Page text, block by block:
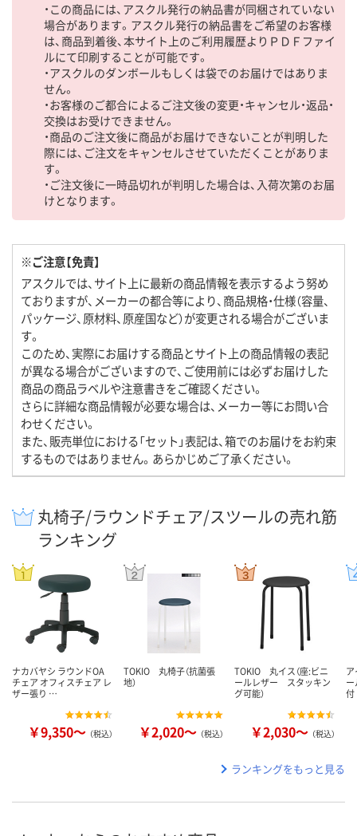
・この商品には、アスクル発行の納品書が同梱されていない
場合があります。アスクル発行の納品書をご希望のお客様
は、商品到着後、本サイト上のご利用履歴よりＰＤＦファイ
ルにて印刷することが可能です。
・アスクルのダンボールもしくは袋でのお届けではありま
せん。
・お客様のご都合によるご注文後の変更・キャンセル・返品・
交換はお受けできません。
・商品のご注文後に商品がお届けできないことが判明した
際には、ご注文をキャンセルさせていただくことがありま
す。
・ご注文後に一時品切れが判明した場合は、入荷次第のお届
けとなります。
※ご注意【免責】
アスクルでは、サイト上に最新の商品情報を表示するよう努め
ておりますが、メーカーの都合等により、商品規格・仕様（容量、
パッケージ、原材料、原産国など）が変更される場合がございま
す。
このため、実際にお届けする商品とサイト上の商品情報の表記
が異なる場合がございますので、ご使用前には必ずお届けした
商品の商品ラベルや注意書きをご確認ください。
さらに詳細な商品情報が必要な場合は、メーカー等にお問い合
わせください。
また、販売単位における「セット」表記は、箱でのお届けをお約束
するものではありません。あらかじめご了承ください。
丸椅子/ラウンドチェア/スツールの売れ筋
ランキング
ナカバヤシ ラウンドOA
チェア オフィスチェア レ
ザー張り …
￥9,350～ （税込）
TOKIO 丸椅子（抗菌張
地）
￥2,020～ （税込）
TOKIO 丸イス（座:ビニ
ールレザー スタッキン
グ可能）
￥2,030～ （税込）
ランキングをもっと見る